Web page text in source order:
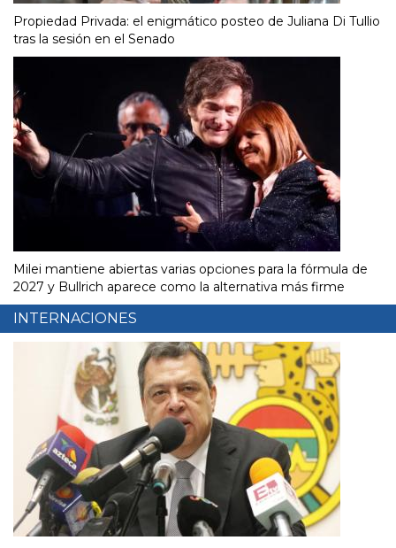
Propiedad Privada: el enigmático posteo de Juliana Di Tullio
tras la sesión en el Senado
Milei mantiene abiertas varias opciones para la fórmula de
2027 y Bullrich aparece como la alternativa más firme
INTERNACIONES